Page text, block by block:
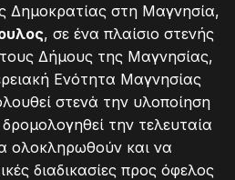
Δημοκρατίας στη Μαγνησία,
, σε ένα πλαίσιο στενής
Δήμους της Μαγνησίας,
Ενότητα Μαγνησίας
στενά την υλοποίηση
την τελευταία
ολοκληρωθούν και να
διαδικασίες προς όφελος